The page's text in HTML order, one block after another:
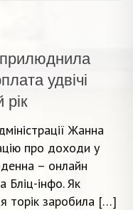
удвічі
рік
Жанна
про доходи у
– онлайн
Бліц-інфо. Як
торік заробила […]